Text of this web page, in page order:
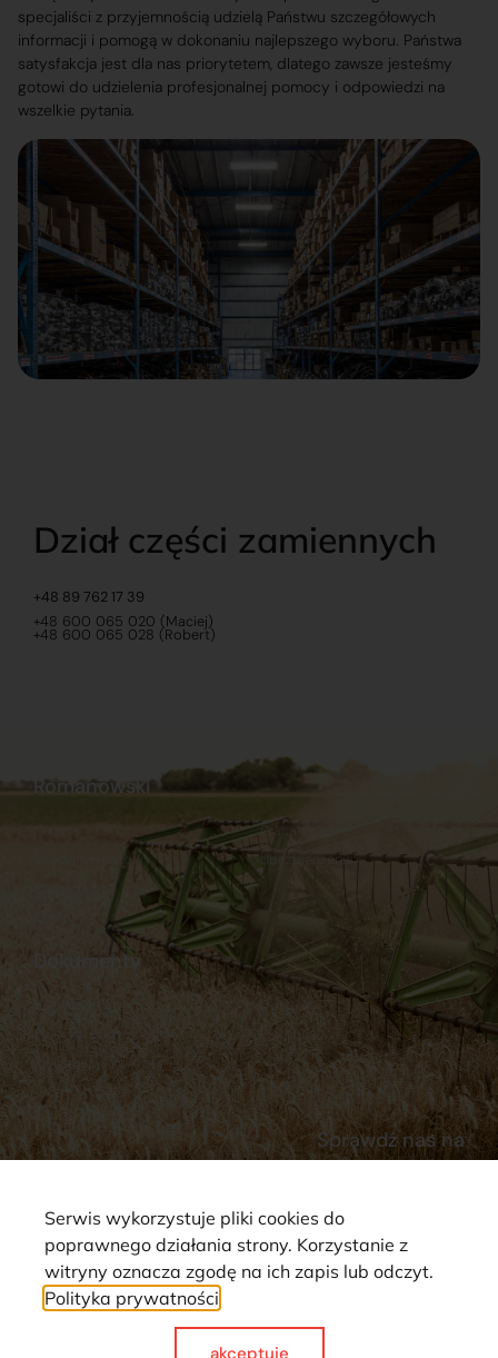
specjaliści z przyjemnością udzielą Państwu szczegółowych
informacji i pomogą w dokonaniu najlepszego wyboru. Państwa
satysfakcja jest dla nas priorytetem, dlatego zawsze jesteśmy
gotowi do udzielenia profesjonalnej pomocy i odpowiedzi na
wszelkie pytania.
Dział części zamiennych
+48 89 762 17 39
+48 600 065 020 (Maciej)
+48 600 065 028 (Robert)
Dokumenty
Regulamin
Polityka prywatności
Reklamacje i zwroty
Dostawy
Płatności
Romanowski
Sklep internetowy
Praca
Ubezpieczenia
Sprawdź nas na
Strona wykorzystuje pliki cookie. Wszystkie prawa zastrzeżone ©
Serwis wykorzystuje pliki cookies do
poprawnego działania strony. Korzystanie z
witryny oznacza zgodę na ich zapis lub odczyt.
Polityka prywatności
akceptuje